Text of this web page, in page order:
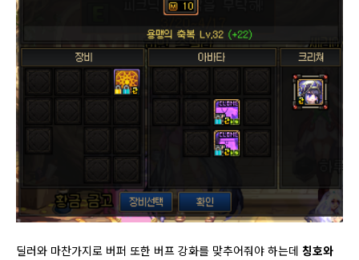
딜러와 마찬가지로 버퍼 또한 버프 강화를 맞추어줘야 하는데 칭호와